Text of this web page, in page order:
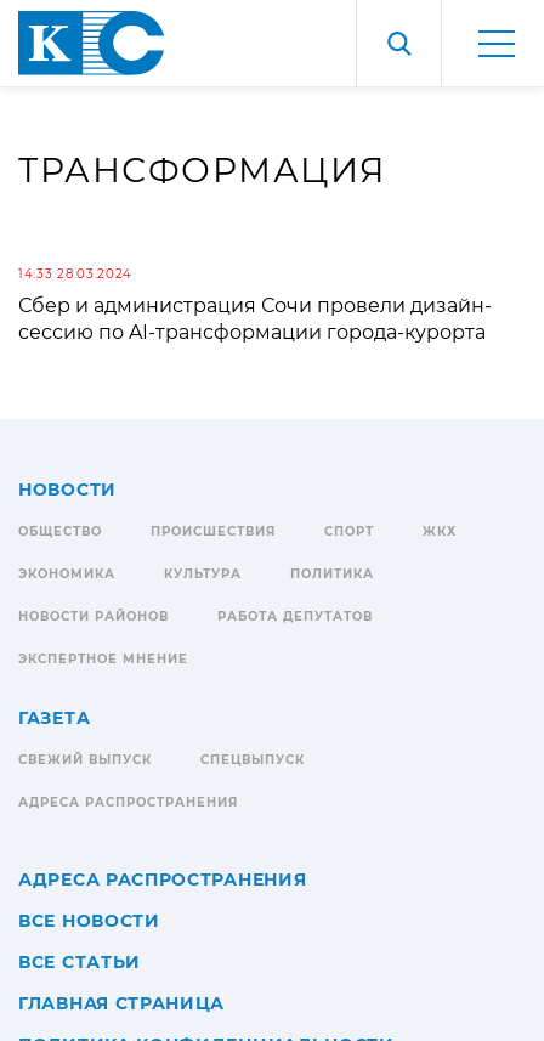
ТРАНСФОРМАЦИЯ
14:33 28.03.2024
Сбер и администрация Сочи провели дизайн-
сессию по AI-трансформации города-курорта
НОВОСТИ
ОБЩЕСТВО ПРОИСШЕСТВИЯ СПОРТ ЖКХ
ЭКОНОМИКА КУЛЬТУРА ПОЛИТИКА
НОВОСТИ РАЙОНОВ РАБОТА ДЕПУТАТОВ
ЭКСПЕРТНОЕ МНЕНИЕ
ГАЗЕТА
СВЕЖИЙ ВЫПУСК СПЕЦВЫПУСК
АДРЕСА РАСПРОСТРАНЕНИЯ
АДРЕСА РАСПРОСТРАНЕНИЯ
ВСЕ НОВОСТИ
ВСЕ СТАТЬИ
ГЛАВНАЯ СТРАНИЦА